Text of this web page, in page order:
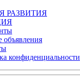
РАЗВИТИЯ
объявления
конфиденциальности